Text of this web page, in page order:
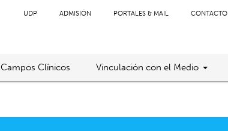
UDP ADMISIÓN PORTALES & MAIL CONTACTO
Campos Clínicos Vinculación con el Medio